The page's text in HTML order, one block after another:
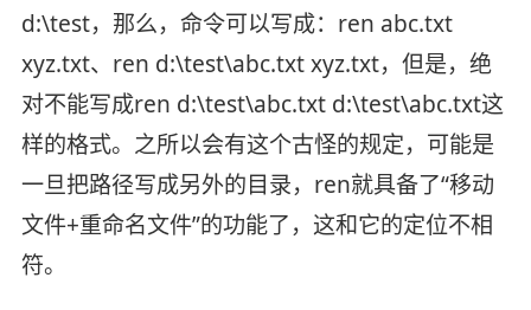
d:\test，那么，命令可以写成：ren abc.txt
xyz.txt、ren d:\test\abc.txt xyz.txt，但是，绝
对不能写成ren d:\test\abc.txt d:\test\abc.txt这
样的格式。之所以会有这个古怪的规定，可能是
一旦把路径写成另外的目录，ren就具备了“移动
文件+重命名文件”的功能了，这和它的定位不相
符。